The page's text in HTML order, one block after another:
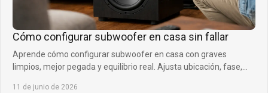
Cómo configurar subwoofer en casa sin fallar
Aprende cómo configurar subwoofer en casa con graves
limpios, mejor pegada y equilibrio real. Ajusta ubicación, fase,
11 de junio de 2026